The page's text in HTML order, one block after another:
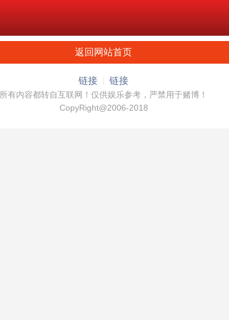
返回网站首页
链接 链接
所有内容都转自互联网！仅供娱乐参考，严禁用于赌博！
CopyRight@2006-2018